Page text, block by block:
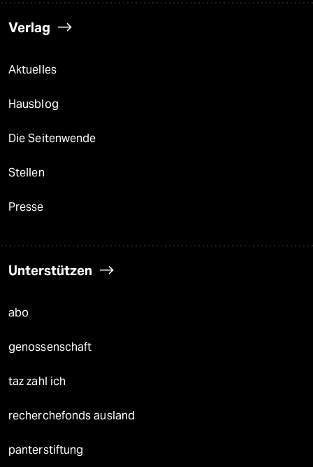
Verlag
Aktuelles
Hausblog
Die Seitenwende
Stellen
Presse
Unterstützen
abo
genossenschaft
taz zahl ich
recherchefonds ausland
panterstiftung